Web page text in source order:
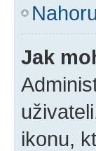
Jak
ikonu,